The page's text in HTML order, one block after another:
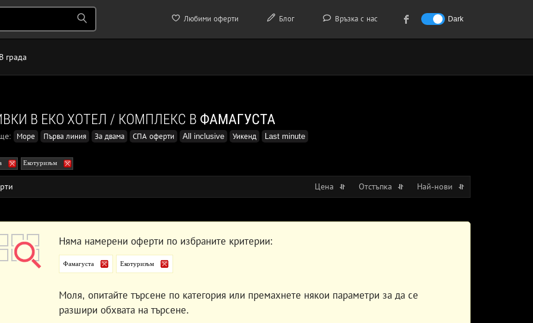
Любими оферти Блог Връзка с нас Dark
В града
В ЕКО ХОТЕЛ / КОМПЛЕКС В ФАМАГУСТА
Море Първа линия За двама СПА оферти All inclusive Уикенд Last minute
Екотуризъм
Цена Отстъпка Най-нови
Няма намерени оферти по избраните критерии:
Фамагуста Екотуризъм
Моля, опитайте търсене по категория или премахнете някои параметри за да се
разшири обхвата на търсене.